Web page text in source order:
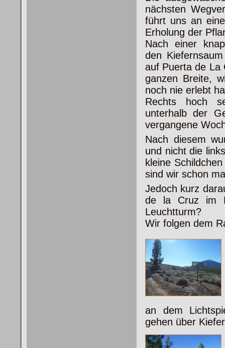
nächsten
führt uns an
Erholung der
Nach einer
den
auf Puerta de La
ganzen Breite,
noch nie erlebt
Rechts hoch
unterhalb der
vergangene
Nach diesem
und nicht die
kleine
sind wir schon
Jedoch kurz
de la Cruz im
Leuchtturm?
Wir folgen dem
an dem
gehen über